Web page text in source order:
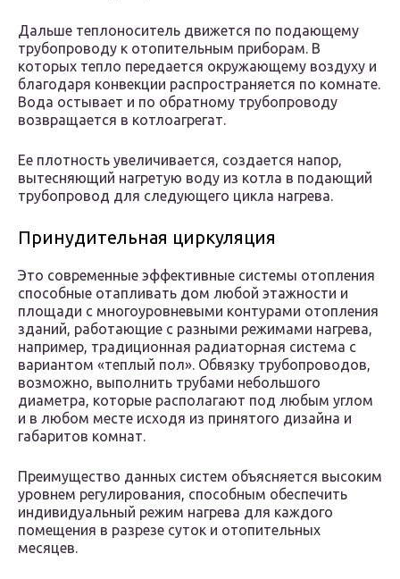
Дальше теплоноситель движется по подающему
трубопроводу к отопительным приборам. В
которых тепло передается окружающему воздуху и
благодаря конвекции распространяется по комнате.
Вода остывает и по обратному трубопроводу
возвращается в котлоагрегат.
Ее плотность увеличивается, создается напор,
вытесняющий нагретую воду из котла в подающий
трубопровод для следующего цикла нагрева.
Принудительная циркуляция
Это современные эффективные системы отопления
способные отапливать дом любой этажности и
площади с многоуровневыми контурами отопления
зданий, работающие с разными режимами нагрева,
например, традиционная радиаторная система с
вариантом «теплый пол». Обвязку трубопроводов,
возможно, выполнить трубами небольшого
диаметра, которые располагают под любым углом
и в любом месте исходя из принятого дизайна и
габаритов комнат.
Преимущество данных систем объясняется высоким
уровнем регулирования, способным обеспечить
индивидуальный режим нагрева для каждого
помещения в разрезе суток и отопительных
месяцев.